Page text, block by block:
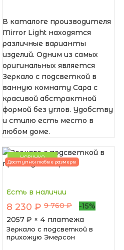
В каталоге производителя
Mirror Light находятся
различные варианты
изделий. Одним из самых
оригинальных является
Зеркало с подсветкой в
ванную комнату Сара с
красивой абстрактной
формой без углов. Удобству
и стилю есть место в
любом доме.
НОВИНКА
Доступны любые размеры
Есть в наличии
8 230 ₽ 9 760 ₽
-15%
2057 ₽ × 4 платежа
Зеркало с подсветкой в
прихожую Эмерсон